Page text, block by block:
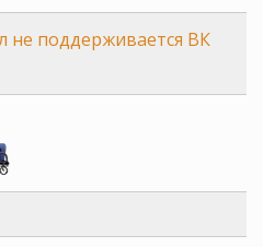
не поддерживается ВК